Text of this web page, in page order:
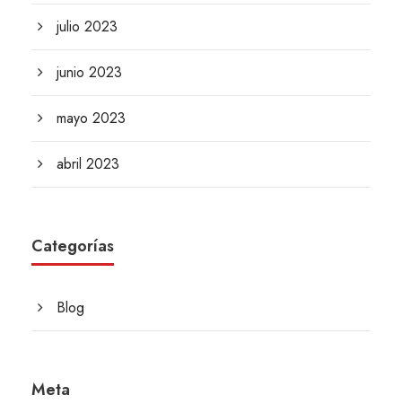
julio 2023
junio 2023
mayo 2023
abril 2023
Categorías
Blog
Meta